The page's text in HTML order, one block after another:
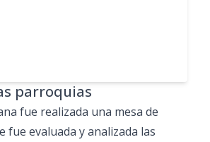
parroquias
fue realizada una mesa de
fue evaluada y analizada las